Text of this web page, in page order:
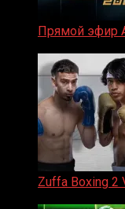
Прямой эфир
Zuffa Boxing 2